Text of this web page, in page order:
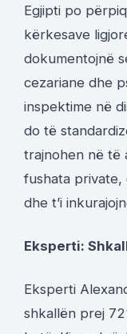
Egjipti po
kërkesave
dokumentojnë
cezariane dhe
inspektime në
do të
trajnohen në të
fushata private,
dhe t’i
Eksperti:
Eksperti
shkallën prej